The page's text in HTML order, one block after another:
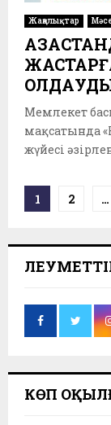
Жаңалықтар
Мемлекет
мақсатында
жүйесі
1 2 …
КӨП